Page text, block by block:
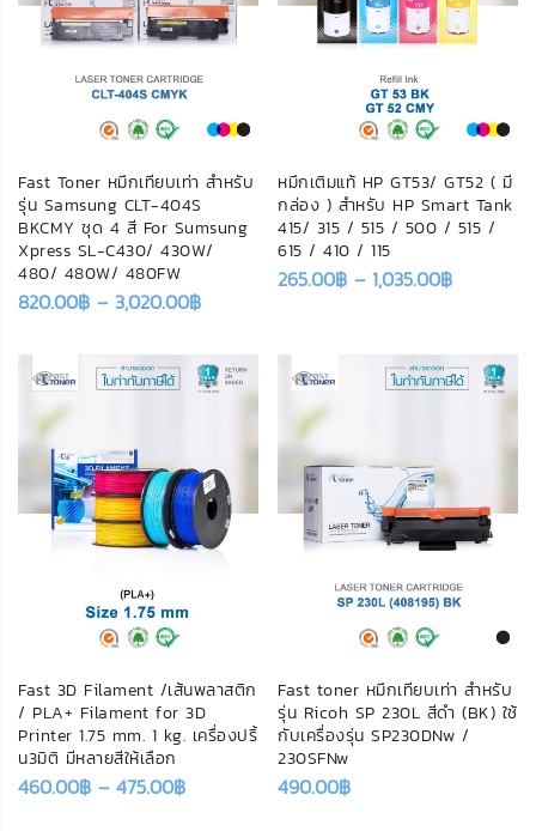
Fast Toner หมึกเทียบเท่า สำหรับ
รุ่น Samsung CLT-404S
BKCMY ชุด 4 สี For Sumsung
Xpress SL-C430/ 430W/
480/ 480W/ 480FW
820.00฿ – 3,020.00฿
หมึกเติมแท้ HP GT53/ GT52 ( มี
กล่อง ) สำหรับ HP Smart Tank
415/ 315 / 515 / 500 / 515 /
615 / 410 / 115
265.00฿ – 1,035.00฿
Fast 3D Filament /เส้นพลาสติก
/ PLA+ Filament for 3D
Printer 1.75 mm. 1 kg. เครื่องปริ้
น3มิติ มีหลายสีให้เลือก
460.00฿ – 475.00฿
Fast toner หมึกเทียบเท่า สำหรับ
รุ่น Ricoh SP 230L สีดำ (BK) ใช้
กับเครื่องรุ่น SP230DNw /
230SFNw
490.00฿